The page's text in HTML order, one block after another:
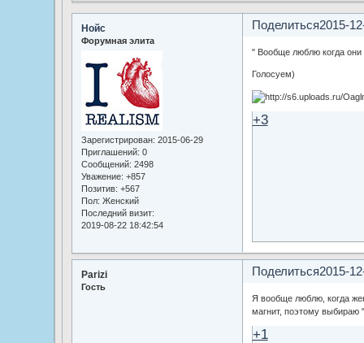
Поделиться2015-
Нойс
Форумная элита
Зарегистрирован: 2015-06-29
Приглашений: 0
Сообщений: 2498
Уважение: +857
Позитив: +567
Пол: Женский
Последний визит:
2019-08-22 18:42:54
" Вообще люблю когда
Голосуем)
+3
Поделиться2015-
Parizi
Гость
Я вообще люблю, когда
магнит, поэтому выбираю
+1